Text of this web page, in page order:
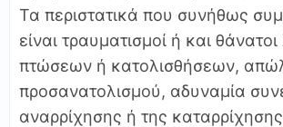
Τα περιστατικά που συνήθως
είναι τραυματισμοί ή και
πτώσεων ή κατολισθήσεων,
προσανατολισμού, αδυναμία
αναρρίχησης ή της